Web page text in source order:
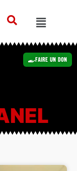
Faire un Don